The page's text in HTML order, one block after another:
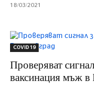
18/03/2021
COVID 19
Проверяват
ваксинация мъж в